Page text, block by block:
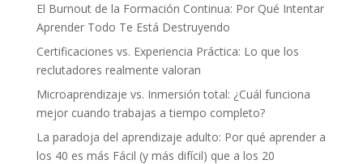
El Burnout de la Formación Continua: Por Qué Intentar
Aprender Todo Te Está Destruyendo
Certificaciones vs. Experiencia Práctica: Lo que los
reclutadores realmente valoran
Microaprendizaje vs. Inmersión total: ¿Cuál funciona
mejor cuando trabajas a tiempo completo?
La paradoja del aprendizaje adulto: Por qué aprender a
los 40 es más Fácil (y más difícil) que a los 20